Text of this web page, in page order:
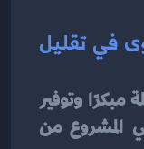
عن طريق كشف التحديات المحتملة مبكرًا وتوفير